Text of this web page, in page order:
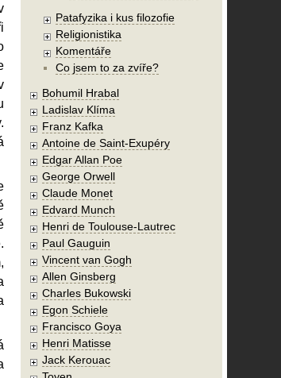
Patafyzika i kus filozofie
Religionistika
Komentáře
Co jsem to za zvíře?
Bohumil Hrabal
Ladislav Klíma
Franz Kafka
Antoine de Saint-Exupéry
Edgar Allan Poe
George Orwell
Claude Monet
Edvard Munch
Henri de Toulouse-Lautrec
Paul Gauguin
Vincent van Gogh
Allen Ginsberg
Charles Bukowski
Egon Schiele
Francisco Goya
Henri Matisse
Jack Kerouac